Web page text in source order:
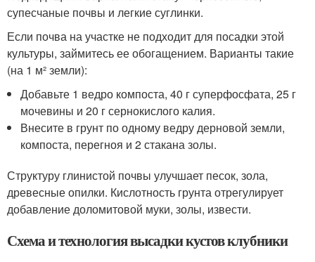
супесчаные почвы и легкие суглинки.
Если почва на участке не подходит для посадки этой
культуры, займитесь ее обогащением. Варианты такие
(на 1 м² земли):
Добавьте 1 ведро компоста, 40 г суперфосфата, 25 г
мочевины и 20 г сернокислого калия.
Внесите в грунт по одному ведру дерновой земли,
компоста, перегноя и 2 стакана золы.
Структуру глинистой почвы улучшает песок, зола,
древесные опилки. Кислотность грунта отрегулирует
добавление доломитовой муки, золы, извести.
Схема и технология высадки кустов клубники